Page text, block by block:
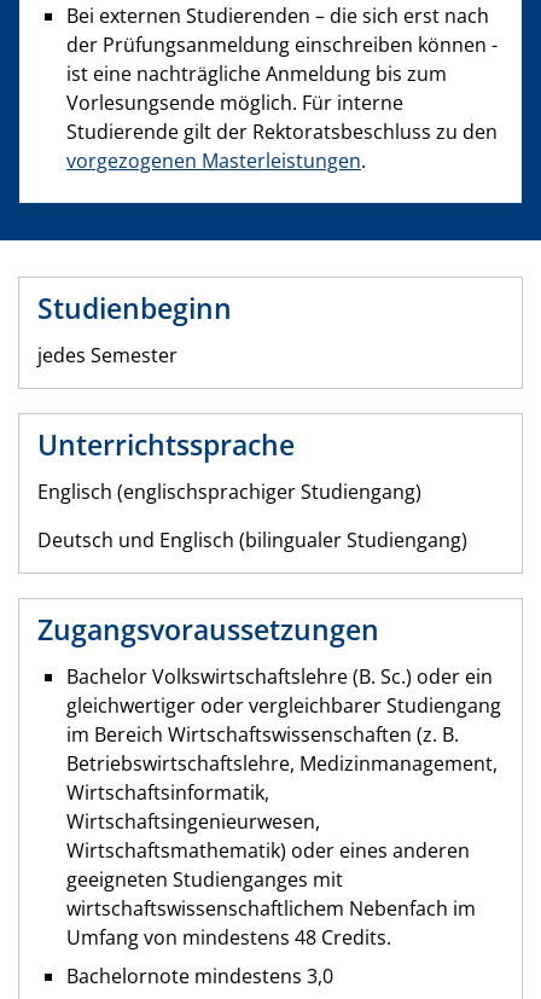
Bei externen Studierenden – die sich erst nach
der Prüfungsanmeldung einschreiben können -
ist eine nachträgliche Anmeldung bis zum
Vorlesungsende möglich. Für interne
Studierende gilt der Rektoratsbeschluss zu den
vorgezogenen Masterleistungen.
Studienbeginn
jedes Semester
Unterrichtssprache
Englisch (englischsprachiger Studiengang)
Deutsch und Englisch (bilingualer Studiengang)
Zugangsvoraussetzungen
Bachelor Volkswirtschaftslehre (B. Sc.) oder ein
gleichwertiger oder vergleichbarer Studiengang
im Bereich Wirtschaftswissenschaften (z. B.
Betriebswirtschaftslehre, Medizinmanagement,
Wirtschaftsinformatik,
Wirtschaftsingenieurwesen,
Wirtschaftsmathematik) oder eines anderen
geeigneten Studienganges mit
wirtschaftswissenschaftlichem Nebenfach im
Umfang von mindestens 48 Credits.
Bachelornote mindestens 3,0